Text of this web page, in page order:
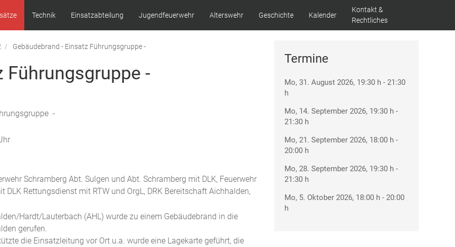
Technik Einsatzabteilung Jugendfeuerwehr Alterswehr Geschichte Kalender
Kontakt &
Rechtliches
Gebäudebrand - Einsatz Führungsgruppe -
Führungsgruppe -
-
Schramberg Abt. Sulgen und Abt. Schramberg mit DLK, Feuerwehr
DLK Rettungsdienst mit RTW und OrgL, DRK Bereitschaft Aichhalden,
Hardt/Lauterbach (AHL) wurde zu einem Gebäudebrand in die
gerufen.
die Einsatzleitung vor Ort u.a. wurde eine Lagekarte geführt, die
Termine
Mo, 31. August 2026, 19:30 h - 21:30
h
Mo, 14. September 2026, 19:30 h -
21:30 h
Mo, 21. September 2026, 18:00 h -
20:00 h
Mo, 28. September 2026, 19:30 h -
21:30 h
Mo, 5. Oktober 2026, 18:00 h - 20:00
h